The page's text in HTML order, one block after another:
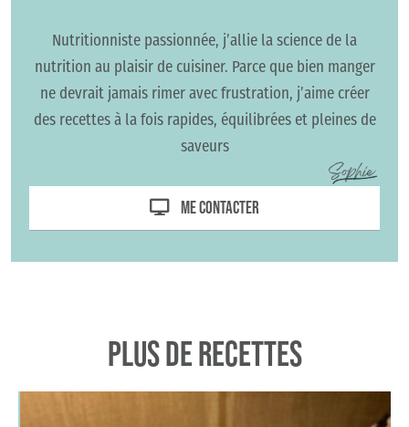
Nutritionniste passionnée, j’allie la science de la
nutrition au plaisir de cuisiner. Parce que bien manger
ne devrait jamais rimer avec frustration, j’aime créer
des recettes à la fois rapides, équilibrées et pleines de
saveurs
Me contacter
Plus de recettes